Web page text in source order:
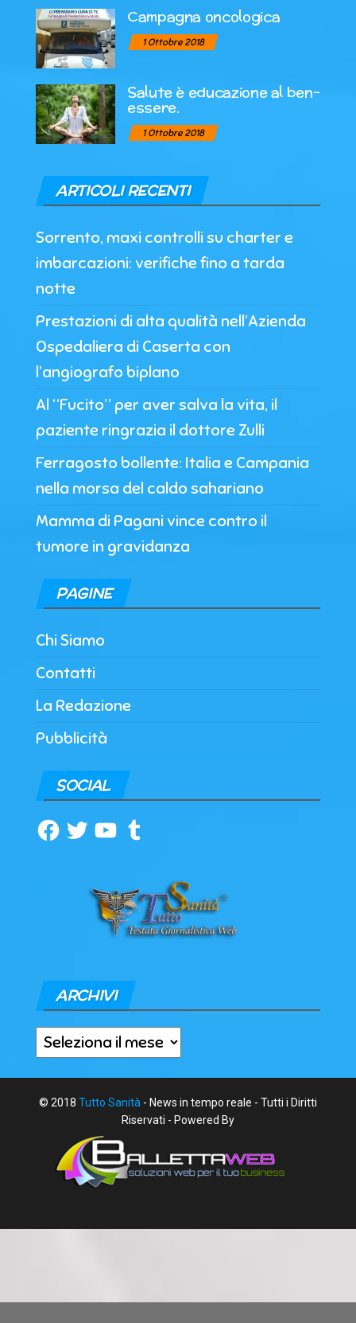
Campagna oncologica
1 Ottobre 2018
Salute è educazione al ben-
essere.
1 Ottobre 2018
ARTICOLI RECENTI
Sorrento, maxi controlli su charter e
imbarcazioni: verifiche fino a tarda
notte
Prestazioni di alta qualità nell’Azienda
Ospedaliera di Caserta con
l’angiografo biplano
Al “Fucito” per aver salva la vita, il
paziente ringrazia il dottore Zulli
Ferragosto bollente: Italia e Campania
nella morsa del caldo sahariano
Mamma di Pagani vince contro il
tumore in gravidanza
PAGINE
Chi Siamo
Contatti
La Redazione
Pubblicità
SOCIAL
Facebook
TwitterYouTubeTumblr
ARCHIVI
Archivi
© 2018 Tutto Sanità - News in tempo reale - Tutti i Diritti
Riservati - Powered By